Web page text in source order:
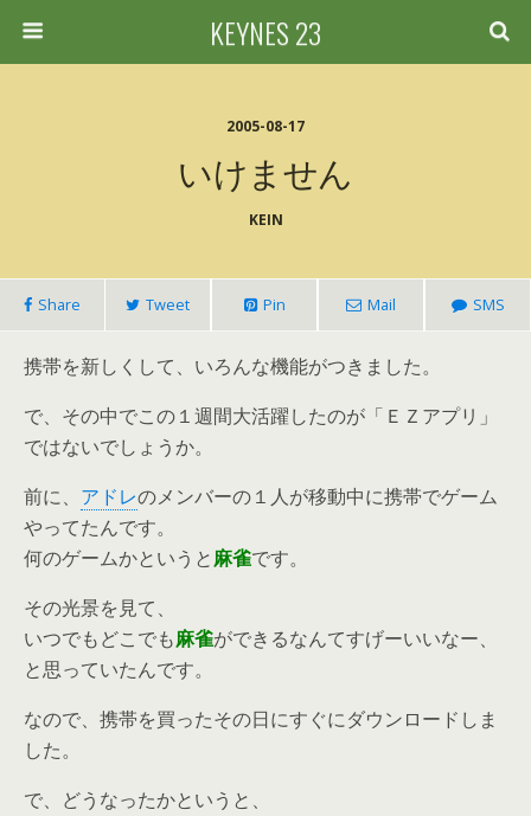
KEYNES 23
2005-08-17
いけません
KEIN
Share Tweet Pin Mail SMS
携帯を新しくして、いろんな機能がつきました。
で、その中でこの１週間大活躍したのが「ＥＺアプリ」
ではないでしょうか。
前に、 アドレのメンバーの１人が移動中に携帯でゲーム
やってたんです。
何のゲームかというと麻雀です。
その光景を見て、
いつでもどこでも麻雀ができるなんてすげーいいなー、
と思っていたんです。
なので、携帯を買ったその日にすぐにダウンロードしま
した。
で、どうなったかというと、